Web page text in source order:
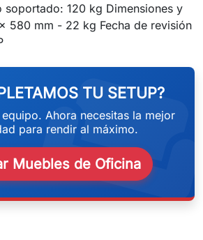
soportado: 120 kg Dimensiones y
580 mm - 22 kg Fecha de revisión
TU SETUP?
Ahora necesitas la mejor
para rendir al máximo.
Muebles de Oficina